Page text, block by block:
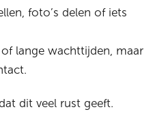
foto’s delen of iets
lange wachttijden, maar
dit veel rust geeft.